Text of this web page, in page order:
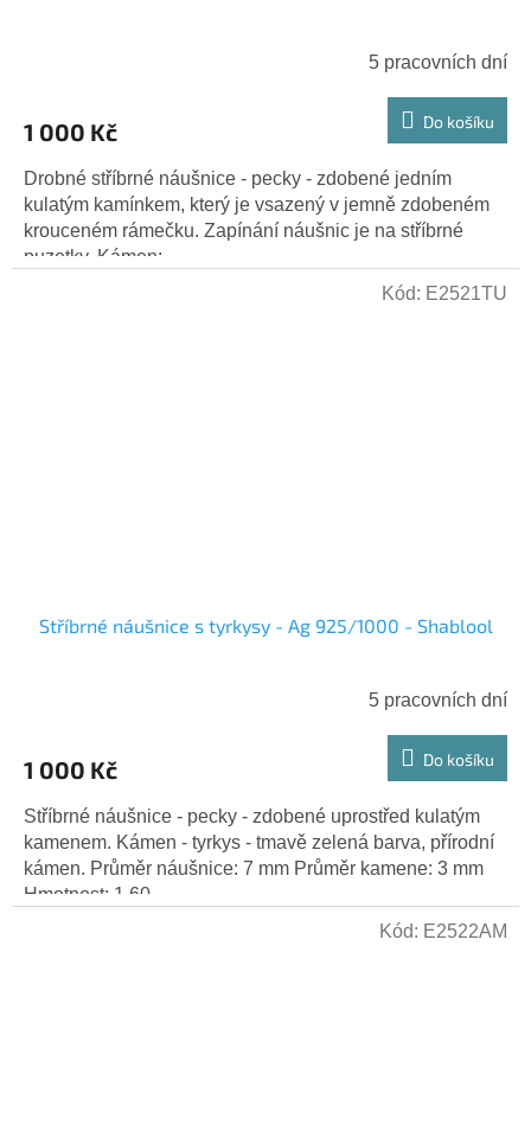
5 pracovních dní
1 000 Kč Do košíku
Drobné stříbrné náušnice - pecky - zdobené jedním
kulatým kamínkem, který je vsazený v jemně zdobeném
krouceném rámečku. Zapínání náušnic je na stříbrné
puzetky. Kámen:...
Stříbrné náušnice s tyrkysy - Ag 925/1000 - Shablool
5 pracovních dní
1 000 Kč Do košíku
Stříbrné náušnice - pecky - zdobené uprostřed kulatým
kamenem. Kámen - tyrkys - tmavě zelená barva, přírodní
kámen. Průměr náušnice: 7 mm Průměr kamene: 3 mm
Hmotnost: 1,60...
Kód: E2521TU
Kód: E2522AM